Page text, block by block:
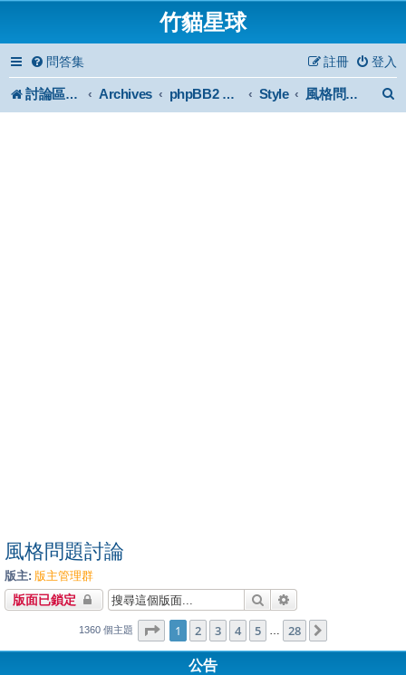
竹貓星球
問答集 登入
註冊
討論區首頁 Archives phpBB2 Forum Archive Style 風格問題討論
風格問題討論
版主: 版主管理群
版面已鎖定 搜尋
1360 個主題 第1 頁 (共 28頁)
1 2 3 4 5 … 28
公告